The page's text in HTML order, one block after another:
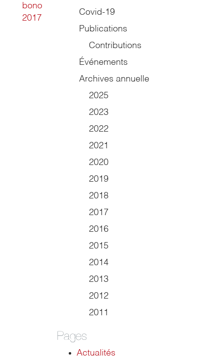
bono
2017
Covid-19
Publications
Contributions
Événements
Archives annuelle
2025
2023
2022
2021
2020
2019
2018
2017
2016
2015
2014
2013
2012
2011
Pages
Actualités